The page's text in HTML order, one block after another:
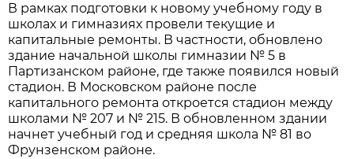
В рамках подготовки к новому учебному году в
школах и гимназиях провели текущие и
капитальные ремонты. В частности, обновлено
здание начальной школы гимназии № 5 в
Партизанском районе, где также появился новый
стадион. В Московском районе после
капитального ремонта откроется стадион между
школами № 207 и № 215. В обновленном здании
начнет учебный год и средняя школа № 81 во
Фрунзенском районе.